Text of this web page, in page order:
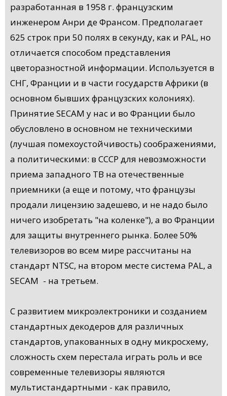
разработанная в 1958 г. французским
инженером Анри де Франсом. Предполагает
625 строк при 50 полях в секунду, как и PAL, но
отличается способом представления
цветоразностной информации. Используется в
СНГ, Франции и в части государств Африки (в
основном бывших французских колониях).
Принятие SECAM у нас и во Франции было
обусловлено в основном не техническими
(лучшая помехоустойчивость) соображениями,
а политическими: в СССР для невозможности
приема западного ТВ на отечественные
приемники (а еще и потому, что французы
продали лицензию задешево, и не надо было
ничего изобретать "на коленке"), а во Франции
для защиты внутреннего рынка. Более 50%
телевизоров во всем мире рассчитаны на
стандарт NTSC, на втором месте система PAL, а
SECAM - на третьем.
С развитием микроэлектроники и созданием
стандартных декодеров для различных
стандартов, упакованных в одну микросхему,
сложность схем перестала играть роль и все
современные телевизоры являются
мультистандартными - как правило,